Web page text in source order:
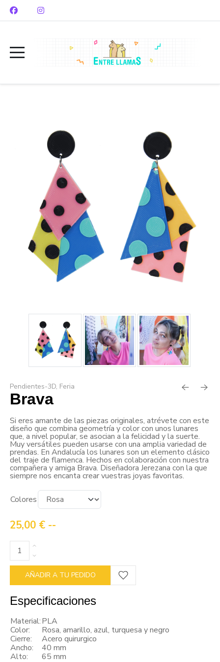
Pendientes-3D, Feria
Brava
Si eres amante de las piezas originales, atrévete con este
diseño que combina geometría y color con unos lunares
que, a nivel popular, se asocian a la felicidad y la suerte.
Muy versátiles pueden usarse con una amplia variedad de
prendas. En Andalucía los lunares son un elemento clásico
del traje de flamenca. Hechos en colaboración con nuestra
compañera y amiga Brava. Diseñadora Jerezana con la que
siempre nos encanta crear vuestras joyas favoritas.
Colores
25,00 € --
AÑADIR A TU PEDIDO
Especificaciones
Material:PLA
Color:
Rosa, amarillo, azul, turquesa y negro
Cierre:
Acero quirurgico
Ancho:
40 mm
Alto:
65 mm